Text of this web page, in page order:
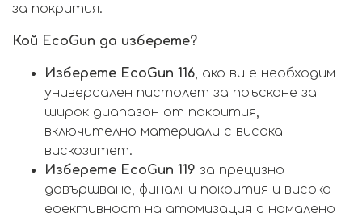
за покрития.
Кой EcoGun да изберете?
Изберете EcoGun 116 , ако ви е необходим
универсален пистолет за пръскане за
широк диапазон от покрития,
включително материали с висока
вискозитет.
Изберете EcoGun 119 за прецизно
довършване, финални покрития и висока
ефективност на атомизация с намалено